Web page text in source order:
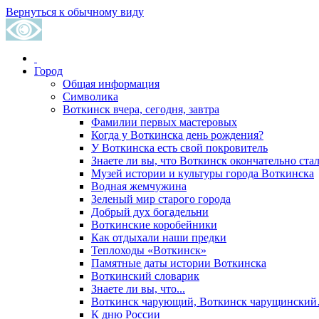
Вернуться к обычному виду
Город
Общая информация
Символика
Воткинск вчера, сегодня, завтра
Фамилии первых мастеровых
Когда у Воткинска день рождения?
У Воткинска есть свой покровитель
Знаете ли вы, что Воткинск окончательно
Музей истории и культуры города Воткинска
Водная жемчужина
Зеленый мир старого города
Добрый дух богадельни
Воткинские коробейники
Как отдыхали наши предки
Теплоходы «Воткинск»
Памятные даты истории Воткинска
Воткинский словарик
Знаете ли вы, что...
Воткинск чарующий, Воткинск
К дню России